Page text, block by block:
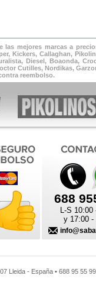
mejores marcas a
Kickers, Callaghan,
Diesel, Boaonda,
Cutilles, Nordikas,
reembolso.
688
L-S 10:00
y 17:00 -
Lleida - España • 688 95 55 99